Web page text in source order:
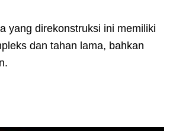
yang direkonstruksi ini memiliki
dan tahan lama, bahkan